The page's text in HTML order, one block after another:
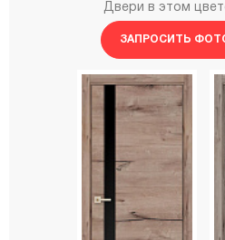
Двери в этом
ЗАПРОСИТЬ